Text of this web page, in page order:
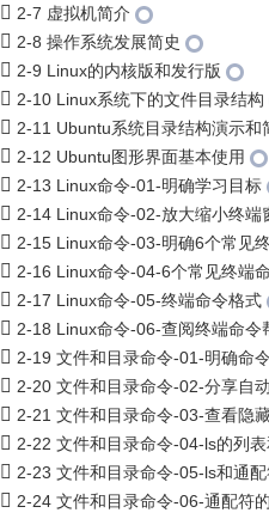
2-7 虚拟机简介
2-8 操作系统发展简史
2-9 Linux的内核版和发行版
2-10 Linux系统下的文件目录结构
2-11 Ubuntu系统目录结构演示和
2-12 Ubuntu图形界面基本使用
2-13 Linux命令-01-明确学习目标
2-14 Linux命令-02-放大缩小终端
2-15 Linux命令-03-明确6个常见
2-16 Linux命令-04-6个常见终端
2-17 Linux命令-05-终端命令格式
2-18 Linux命令-06-查阅终端命令
2-19 文件和目录命令-01-明确命
2-20 文件和目录命令-02-分享自
2-21 文件和目录命令-03-查看隐
2-22 文件和目录命令-04-ls的列
2-23 文件和目录命令-05-ls和通
2-24 文件和目录命令-06-通配符